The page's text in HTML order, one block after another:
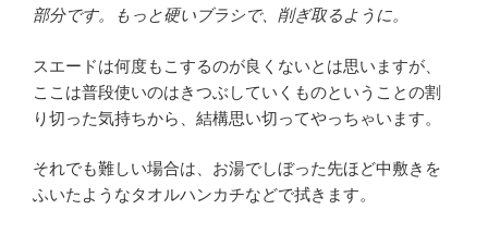
部分です。もっと硬いブラシで、削ぎ取るように。
スエードは何度もこするのが良くないとは思いますが、
ここは普段使いのはきつぶしていくものということの割
り切った気持ちから、結構思い切ってやっちゃいます。
それでも難しい場合は、お湯でしぼった先ほど中敷きを
ふいたようなタオルハンカチなどで拭きます。